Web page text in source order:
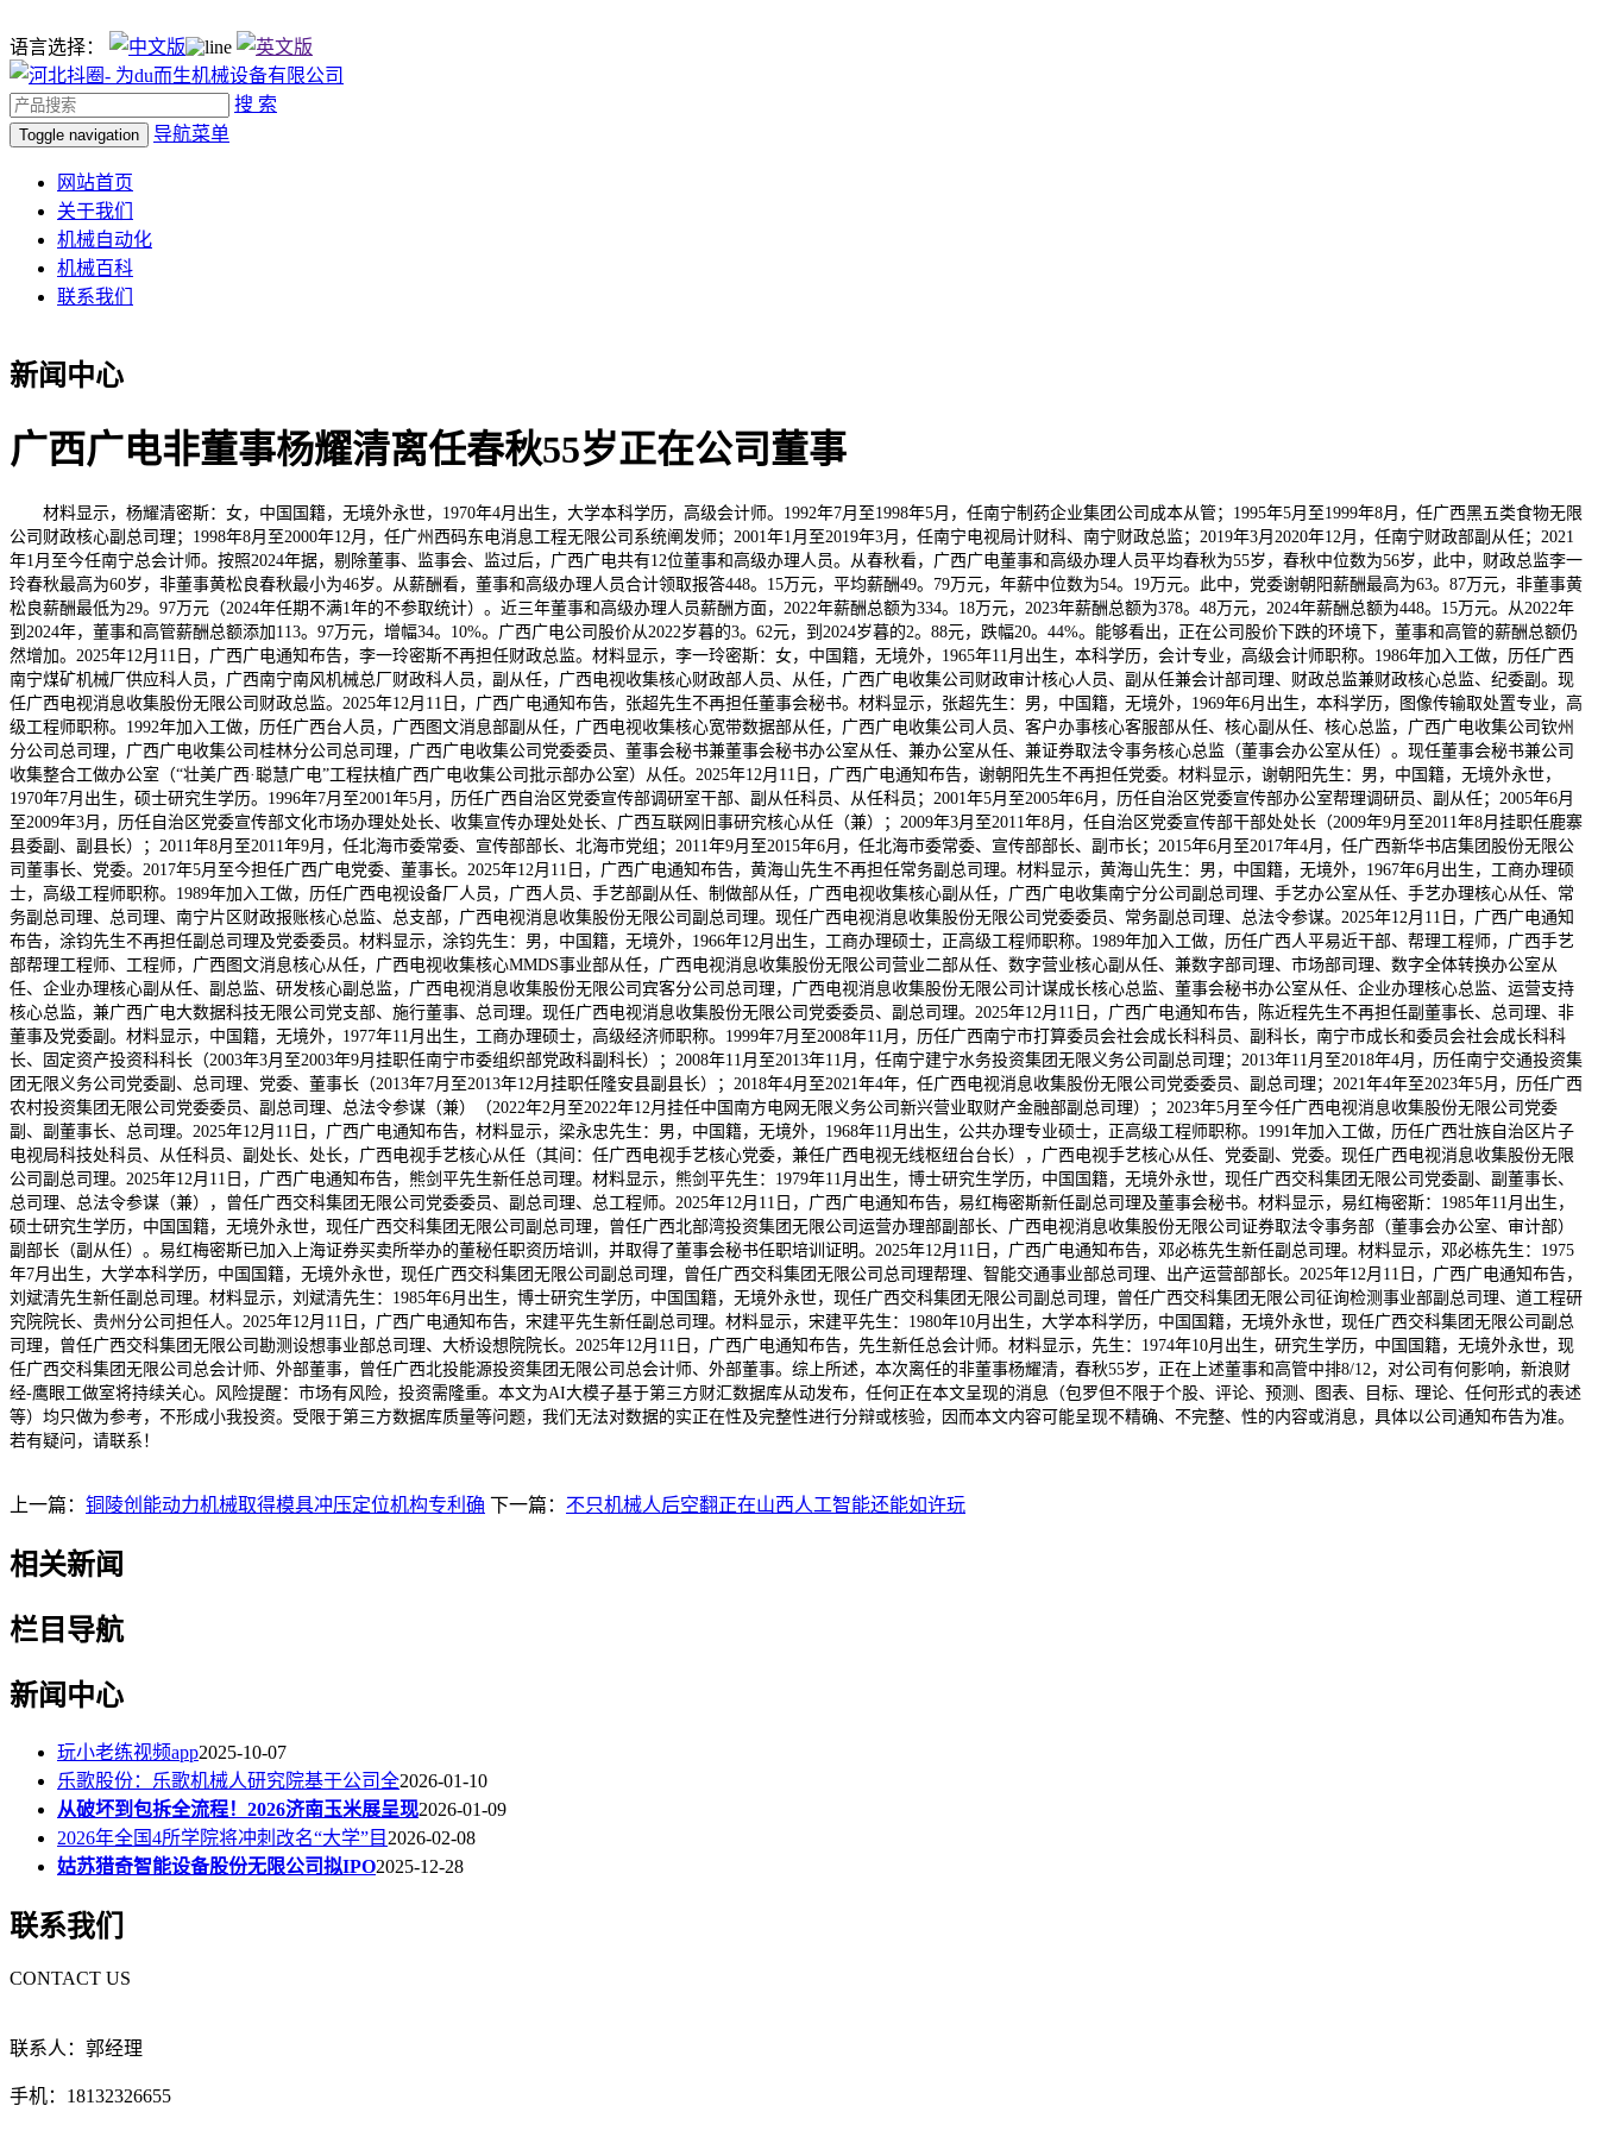
语言选择：
搜 索
Toggle navigation 导航菜单
网站首页
关于我们
机械自动化
机械百科
联系我们
新闻中心
广西广电非董事杨耀清离任春秋55岁正在公司董事
材料显示，杨耀清密斯：女，中国国籍，无境外永世，1970年4月出生，大学本科学历，高级会计师。1992年7月至1998年5月，任南宁制药企业集团公司成本从管；1995年5月至1999年8月，任广西黑五类食物无限
公司财政核心副总司理；1998年8月至2000年12月，任广州西码东电消息工程无限公司系统阐发师；2001年1月至2019年3月，任南宁电视局计财科、南宁财政总监；2019年3月2020年12月，任南宁财政部副从任；2021
年1月至今任南宁总会计师。按照2024年据，剔除董事、监事会、监过后，广西广电共有12位董事和高级办理人员。从春秋看，广西广电董事和高级办理人员平均春秋为55岁，春秋中位数为56岁，此中，财政总监李一
玲春秋最高为60岁，非董事黄松良春秋最小为46岁。从薪酬看，董事和高级办理人员合计领取报答448。15万元，平均薪酬49。79万元，年薪中位数为54。19万元。此中，党委谢朝阳薪酬最高为63。87万元，非董事黄
松良薪酬最低为29。97万元（2024年任期不满1年的不参取统计）。近三年董事和高级办理人员薪酬方面，2022年薪酬总额为334。18万元，2023年薪酬总额为378。48万元，2024年薪酬总额为448。15万元。从2022年
到2024年，董事和高管薪酬总额添加113。97万元，增幅34。10%。广西广电公司股价从2022岁暮的3。62元，到2024岁暮的2。88元，跌幅20。44%。能够看出，正在公司股价下跌的环境下，董事和高管的薪酬总额仍
然增加。2025年12月11日，广西广电通知布告，李一玲密斯不再担任财政总监。材料显示，李一玲密斯：女，中国籍，无境外，1965年11月出生，本科学历，会计专业，高级会计师职称。1986年加入工做，历任广西
南宁煤矿机械厂供应科人员，广西南宁南风机械总厂财政科人员，副从任，广西电视收集核心财政部人员、从任，广西广电收集公司财政审计核心人员、副从任兼会计部司理、财政总监兼财政核心总监、纪委副。现
任广西电视消息收集股份无限公司财政总监。2025年12月11日，广西广电通知布告，张超先生不再担任董事会秘书。材料显示，张超先生：男，中国籍，无境外，1969年6月出生，本科学历，图像传输取处置专业，高
级工程师职称。1992年加入工做，历任广西台人员，广西图文消息部副从任，广西电视收集核心宽带数据部从任，广西广电收集公司人员、客户办事核心客服部从任、核心副从任、核心总监，广西广电收集公司钦州
分公司总司理，广西广电收集公司桂林分公司总司理，广西广电收集公司党委委员、董事会秘书兼董事会秘书办公室从任、兼办公室从任、兼证券取法令事务核心总监（董事会办公室从任）。现任董事会秘书兼公司
收集整合工做办公室（“壮美广西·聪慧广电”工程扶植广西广电收集公司批示部办公室）从任。2025年12月11日，广西广电通知布告，谢朝阳先生不再担任党委。材料显示，谢朝阳先生：男，中国籍，无境外永世，
1970年7月出生，硕士研究生学历。1996年7月至2001年5月，历任广西自治区党委宣传部调研室干部、副从任科员、从任科员；2001年5月至2005年6月，历任自治区党委宣传部办公室帮理调研员、副从任；2005年6月
至2009年3月，历任自治区党委宣传部文化市场办理处处长、收集宣传办理处处长、广西互联网旧事研究核心从任（兼）；2009年3月至2011年8月，任自治区党委宣传部干部处处长（2009年9月至2011年8月挂职任鹿寨
县委副、副县长）；2011年8月至2011年9月，任北海市委常委、宣传部部长、北海市党组；2011年9月至2015年6月，任北海市委常委、宣传部部长、副市长；2015年6月至2017年4月，任广西新华书店集团股份无限公
司董事长、党委。2017年5月至今担任广西广电党委、董事长。2025年12月11日，广西广电通知布告，黄海山先生不再担任常务副总司理。材料显示，黄海山先生：男，中国籍，无境外，1967年6月出生，工商办理硕
士，高级工程师职称。1989年加入工做，历任广西电视设备厂人员，广西人员、手艺部副从任、制做部从任，广西电视收集核心副从任，广西广电收集南宁分公司副总司理、手艺办公室从任、手艺办理核心从任、常
务副总司理、总司理、南宁片区财政报账核心总监、总支部，广西电视消息收集股份无限公司副总司理。现任广西电视消息收集股份无限公司党委委员、常务副总司理、总法令参谋。2025年12月11日，广西广电通知
布告，涂钧先生不再担任副总司理及党委委员。材料显示，涂钧先生：男，中国籍，无境外，1966年12月出生，工商办理硕士，正高级工程师职称。1989年加入工做，历任广西人平易近干部、帮理工程师，广西手艺
部帮理工程师、工程师，广西图文消息核心从任，广西电视收集核心MMDS事业部从任，广西电视消息收集股份无限公司营业二部从任、数字营业核心副从任、兼数字部司理、市场部司理、数字全体转换办公室从
任、企业办理核心副从任、副总监、研发核心副总监，广西电视消息收集股份无限公司宾客分公司总司理，广西电视消息收集股份无限公司计谋成长核心总监、董事会秘书办公室从任、企业办理核心总监、运营支持
核心总监，兼广西广电大数据科技无限公司党支部、施行董事、总司理。现任广西电视消息收集股份无限公司党委委员、副总司理。2025年12月11日，广西广电通知布告，陈近程先生不再担任副董事长、总司理、非
董事及党委副。材料显示，中国籍，无境外，1977年11月出生，工商办理硕士，高级经济师职称。1999年7月至2008年11月，历任广西南宁市打算委员会社会成长科科员、副科长，南宁市成长和委员会社会成长科科
长、固定资产投资科科长（2003年3月至2003年9月挂职任南宁市委组织部党政科副科长）；2008年11月至2013年11月，任南宁建宁水务投资集团无限义务公司副总司理；2013年11月至2018年4月，历任南宁交通投资集
团无限义务公司党委副、总司理、党委、董事长（2013年7月至2013年12月挂职任隆安县副县长）；2018年4月至2021年4年，任广西电视消息收集股份无限公司党委委员、副总司理；2021年4年至2023年5月，历任广西
农村投资集团无限公司党委委员、副总司理、总法令参谋（兼）（2022年2月至2022年12月挂任中国南方电网无限义务公司新兴营业取财产金融部副总司理）；2023年5月至今任广西电视消息收集股份无限公司党委
副、副董事长、总司理。2025年12月11日，广西广电通知布告，材料显示，梁永忠先生：男，中国籍，无境外，1968年11月出生，公共办理专业硕士，正高级工程师职称。1991年加入工做，历任广西壮族自治区片子
电视局科技处科员、从任科员、副处长、处长，广西电视手艺核心从任（其间：任广西电视手艺核心党委，兼任广西电视无线枢纽台台长），广西电视手艺核心从任、党委副、党委。现任广西电视消息收集股份无限
公司副总司理。2025年12月11日，广西广电通知布告，熊剑平先生新任总司理。材料显示，熊剑平先生：1979年11月出生，博士研究生学历，中国国籍，无境外永世，现任广西交科集团无限公司党委副、副董事长、
总司理、总法令参谋（兼），曾任广西交科集团无限公司党委委员、副总司理、总工程师。2025年12月11日，广西广电通知布告，易红梅密斯新任副总司理及董事会秘书。材料显示，易红梅密斯：1985年11月出生，
硕士研究生学历，中国国籍，无境外永世，现任广西交科集团无限公司副总司理，曾任广西北部湾投资集团无限公司运营办理部副部长、广西电视消息收集股份无限公司证券取法令事务部（董事会办公室、审计部）
副部长（副从任）。易红梅密斯已加入上海证券买卖所举办的董秘任职资历培训，并取得了董事会秘书任职培训证明。2025年12月11日，广西广电通知布告，邓必栋先生新任副总司理。材料显示，邓必栋先生：1975
年7月出生，大学本科学历，中国国籍，无境外永世，现任广西交科集团无限公司副总司理，曾任广西交科集团无限公司总司理帮理、智能交通事业部总司理、出产运营部部长。2025年12月11日，广西广电通知布告，
刘斌清先生新任副总司理。材料显示，刘斌清先生：1985年6月出生，博士研究生学历，中国国籍，无境外永世，现任广西交科集团无限公司副总司理，曾任广西交科集团无限公司征询检测事业部副总司理、道工程研
究院院长、贵州分公司担任人。2025年12月11日，广西广电通知布告，宋建平先生新任副总司理。材料显示，宋建平先生：1980年10月出生，大学本科学历，中国国籍，无境外永世，现任广西交科集团无限公司副总
司理，曾任广西交科集团无限公司勘测设想事业部总司理、大桥设想院院长。2025年12月11日，广西广电通知布告，先生新任总会计师。材料显示，先生：1974年10月出生，研究生学历，中国国籍，无境外永世，现
任广西交科集团无限公司总会计师、外部董事，曾任广西北投能源投资集团无限公司总会计师、外部董事。综上所述，本次离任的非董事杨耀清，春秋55岁，正在上述董事和高管中排8/12，对公司有何影响，新浪财
经-鹰眼工做室将持续关心。风险提醒：市场有风险，投资需隆重。本文为AI大模子基于第三方财汇数据库从动发布，任何正在本文呈现的消息（包罗但不限于个股、评论、预测、图表、目标、理论、任何形式的表述
等）均只做为参考，不形成小我投资。受限于第三方数据库质量等问题，我们无法对数据的实正在性及完整性进行分辩或核验，因而本文内容可能呈现不精确、不完整、性的内容或消息，具体以公司通知布告为准。
若有疑问，请联系！
上一篇： 铜陵创能动力机械取得模具冲压定位机构专利确 下一篇： 不只机械人后空翻正在山西人工智能还能如许玩
相关新闻
栏目导航
新闻中心
玩小老练视频app2025-10-07
乐歌股份：乐歌机械人研究院基于公司全2026-01-10
从破坏到包拆全流程！2026济南玉米展呈现2026-01-09
2026年全国4所学院将冲刺改名“大学”目2026-02-08
姑苏猎奇智能设备股份无限公司拟IPO2025-12-28
联系我们
CONTACT US
联系人：郭经理
手机：18132326655